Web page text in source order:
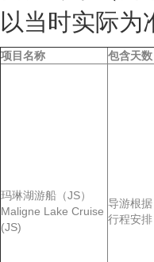
以当时实际为
项目名称 包含天数
玛琳湖游船（JS）
Maligne Lake Cruise
(JS)
导游根据
行程安排